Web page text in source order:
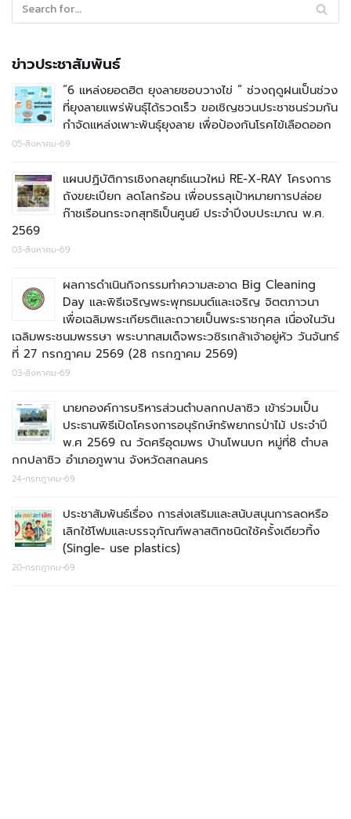
ข่าวประชาสัมพันธ์
“6 แหล่งยอดฮิต ยุงลายชอบวางไข่ ” ช่วงฤดูฝนเป็นช่วง
ที่ยุงลายแพร่พันธุ์ได้รวดเร็ว ขอเชิญชวนประชาชนร่วมกัน
กำจัดแหล่งเพาะพันธุ์ยุงลาย เพื่อป้องกันโรคไข้เลือดออก
05-สิงหาคม-69
แผนปฏิบัติการเชิงกลยุทธ์แนวใหม่ RE-X-RAY โครงการ
ถังขยะเปียก ลดโลกร้อน เพื่อบรรลุเป้าหมายการปล่อย
ก๊าชเรือนกระจกสุทธิเป็นศูนย์ ประจำปีงบประมาณ พ.ศ.
2569
03-สิงหาคม-69
ผลการดำเนินกิจกรรมทำความสะอาด Big Cleaning
Day และพิธีเจริญพระพุทธมนต์และเจริญ จิตตภาวนา
เพื่อเฉลิมพระเกียรติและถวายเป็นพระราชกุศล เนื่องในวัน
เฉลิมพระชนมพรรษา พระบาทสมเด็จพระวชิรเกล้าเจ้าอยู่หัว วันจันทร์
ที่ 27 กรกฎาคม 2569 (28 กรกฎาคม 2569)
03-สิงหาคม-69
นายกองค์การบริหารส่วนตำบลกกปลาซิว เข้าร่วมเป็น
ประธานพิธีเปิดโครงการอนุรักษ์ทรัพยากรป่าไม้ ประจำปี
พ.ศ 2569 ณ วัดศรีอุดมพร บ้านโพนบก หมู่ที่8 ตำบล
กกปลาซิว อำเภอภูพาน จังหวัดสกลนคร
24-กรกฎาคม-69
ประชาสัมพันธ์เรื่อง การส่งเสริมและสนับสนุนการลดหรือ
เลิกใช้โฟมและบรรจุภัณฑ์พลาสติกชนิดใช้ครั้งเดียวทิ้ง
(Single- use plastics)
20-กรกฎาคม-69